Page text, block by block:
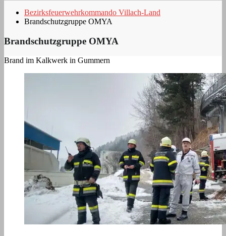
Bezirksfeuerwehrkommando Villach-Land
Brandschutzgruppe OMYA
Brandschutzgruppe OMYA
Brand im Kalkwerk in Gummern